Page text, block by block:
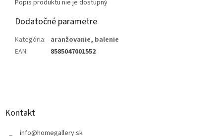
Popis produktu nie je dostupný
Dodatočné parametre
Kategória: aranžovanie, balenie
EAN: 8585047001552
Kontakt
info@homegallery.sk